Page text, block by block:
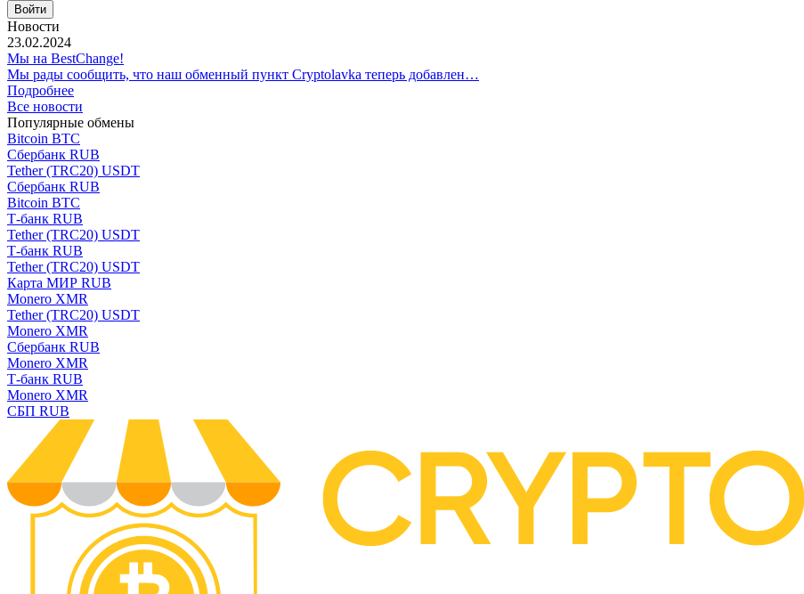
Новости
23.02.2024
Мы на BestChange!
Мы рады сообщить, что наш обменный пункт Cryptolavka теперь добавлен…
Подробнее
Все новости
Популярные обмены
Bitcoin BTC
Сбербанк RUB
Tether (TRC20) USDT
Сбербанк RUB
Bitcoin BTC
Т-банк RUB
Tether (TRC20) USDT
Т-банк RUB
Tether (TRC20) USDT
Карта МИР RUB
Monero XMR
Tether (TRC20) USDT
Monero XMR
Сбербанк RUB
Monero XMR
Т-банк RUB
Monero XMR
СБП RUB